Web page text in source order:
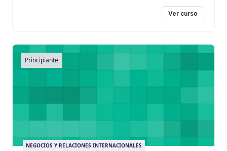
Ver curso
Principiante
NEGOCIOS Y RELACIONES INTERNACIONALES